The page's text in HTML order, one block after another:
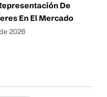
De
En El Mercado
2026